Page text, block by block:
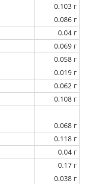
0.103 г
0.086 г
0.04 г
0.069 г
0.058 г
0.019 г
0.062 г
0.108 г
0.068 г
0.118 г
0.04 г
0.17 г
0.038 г